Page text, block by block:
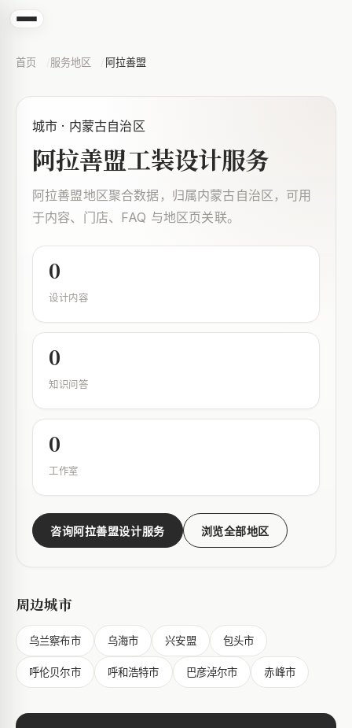
首页 服务地区 阿拉善盟
城市 · 内蒙古自治区
阿拉善盟工装设计服务
阿拉善盟地区聚合数据，归属内蒙古自治区，可用
于内容、门店、FAQ 与地区页关联。
0
设计内容
0
知识问答
0
工作室
咨询阿拉善盟设计服务 浏览全部地区
周边城市
乌兰察布市 乌海市 兴安盟 包头市
呼伦贝尔市 呼和浩特市 巴彦淖尔市 赤峰市